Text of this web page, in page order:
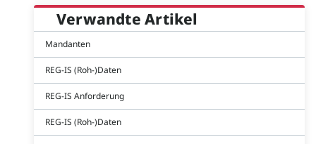
Verwandte Artikel
Mandanten
REG-IS (Roh-)Daten
REG-IS Anforderung
REG-IS (Roh-)Daten